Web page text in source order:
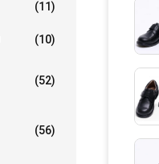
(11)
(10)
(52)
(56)